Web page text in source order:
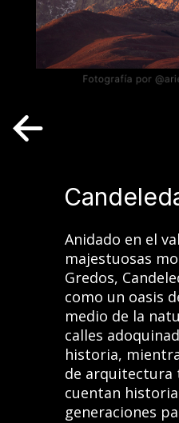
Anidado en el
majestuosas
Gredos,
como un oasis
medio de la
calles
historia,
de arquitectura
cuentan
generaciones